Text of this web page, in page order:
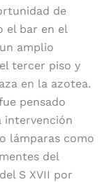
de
el bar en el
amplio
tercer piso y
en la azotea.
pensado
intervención
lámparas como
del
S XVII por